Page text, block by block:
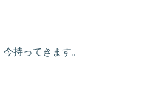
持ってきます。